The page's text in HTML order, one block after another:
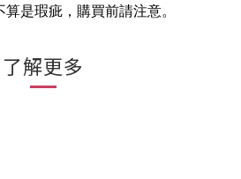
是瑕疵，購買前請注意。
了解更多